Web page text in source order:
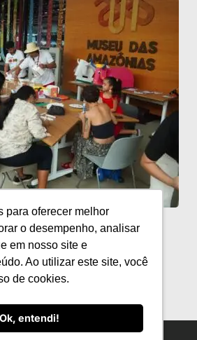
para oferecer melhor
o desempenho, analisar
em nosso site e
Ao utilizar este site, você
de cookies.
Ok, entendi!
promove
gratuita em